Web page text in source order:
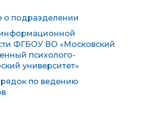
о подразделении
ФГБОУ ВО «Московский
психолого-
университет»
по ведению